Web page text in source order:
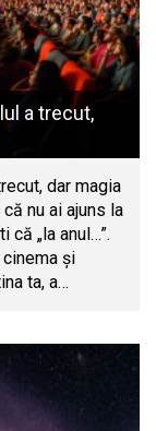
a trecut,
dar magia
nu ai ajuns la
că „la anul…”.
și
ta, a…